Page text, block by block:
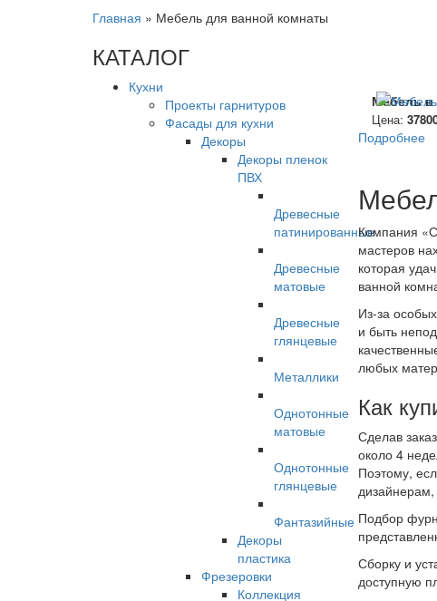
Главная » Мебель для ванной комнаты
КАТАЛОГ
Кухни
Проекты гарнитуров
Фасады для кухни
Декоры
Декоры пленок
ПВХ
Древесные
патинированные
Древесные
матовые
Древесные
глянцевые
Металлики
Однотонные
матовые
Однотонные
глянцевые
Фантазийные
Декоры
пластика
Фрезеровки
Коллекция
Мебель в
Цена:
Подробнее
Компания
мастеров
которая
ванной
Из-за
и быть
любых
Как
Сделав
около 4
Поэтому,
Подбор
Сборку и
доступную